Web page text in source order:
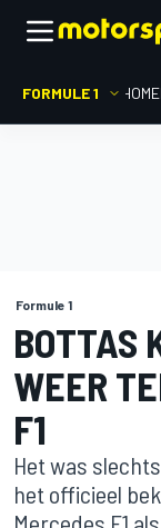
FORMULE 1 HOME
Formule 1
BOTTAS
WEER
F1
Het was
het officieel